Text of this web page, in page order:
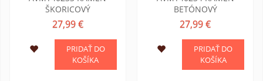
ŠKORICOVÝ
27,99 €
PRIDAŤ DO
KOŠÍKA
BETÓNOVÝ
27,99 €
PRIDAŤ DO
KOŠÍKA